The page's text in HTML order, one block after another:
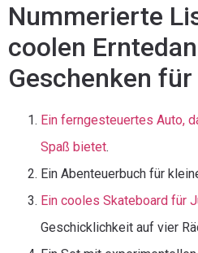
Nummerierte
coolen
Geschenken
Ein ferngesteuertes Auto,
Spaß bietet.
Ein Abenteuerbuch für
Ein cooles Skateboard für
Geschicklichkeit auf vier